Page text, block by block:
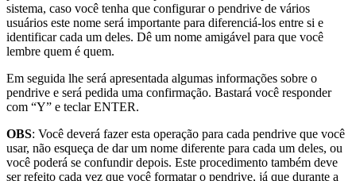
sistema, caso você tenha que configurar o pendrive de vários
usuários este nome será importante para diferenciá-los entre si e
identificar cada um deles. Dê um nome amigável para que você
lembre quem é quem.
Em seguida lhe será apresentada algumas informações sobre o
pendrive e será pedida uma confirmação. Bastará você responder
com “Y” e teclar ENTER.
OBS: Você deverá fazer esta operação para cada pendrive que você
usar, não esqueça de dar um nome diferente para cada um deles, ou
você poderá se confundir depois. Este procedimento também deve
ser refeito cada vez que você formatar o pendrive, já que durante a